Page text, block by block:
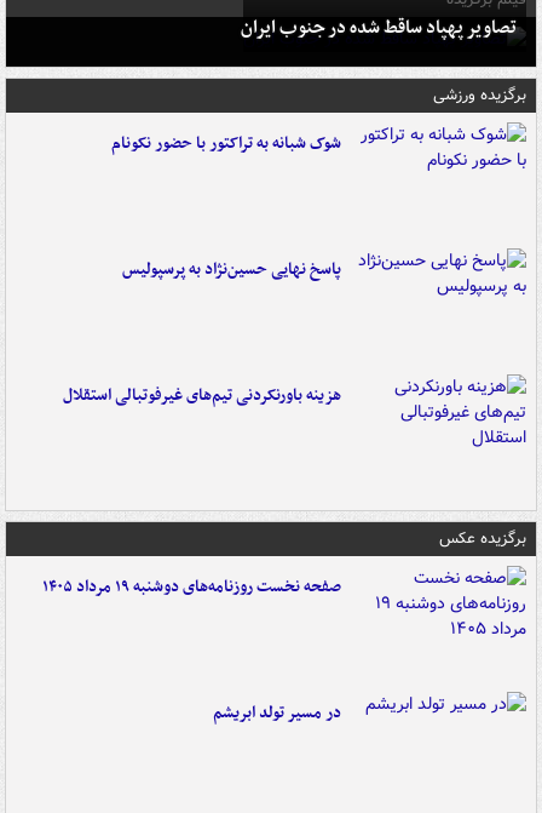
تصاویر پهپاد ساقط شده در جنوب ایران
برگزیده ورزشی
شوک شبانه به تراکتور با حضور نکونام
پاسخ نهایی حسین‌نژاد به پرسپولیس
هزینه باورنکردنی تیم‌های غیرفوتبالی استقلال
برگزیده عکس
صفحه نخست روزنامه‌های دوشنبه ۱۹ مرداد ۱۴۰۵
در مسیر تولد ابریشم